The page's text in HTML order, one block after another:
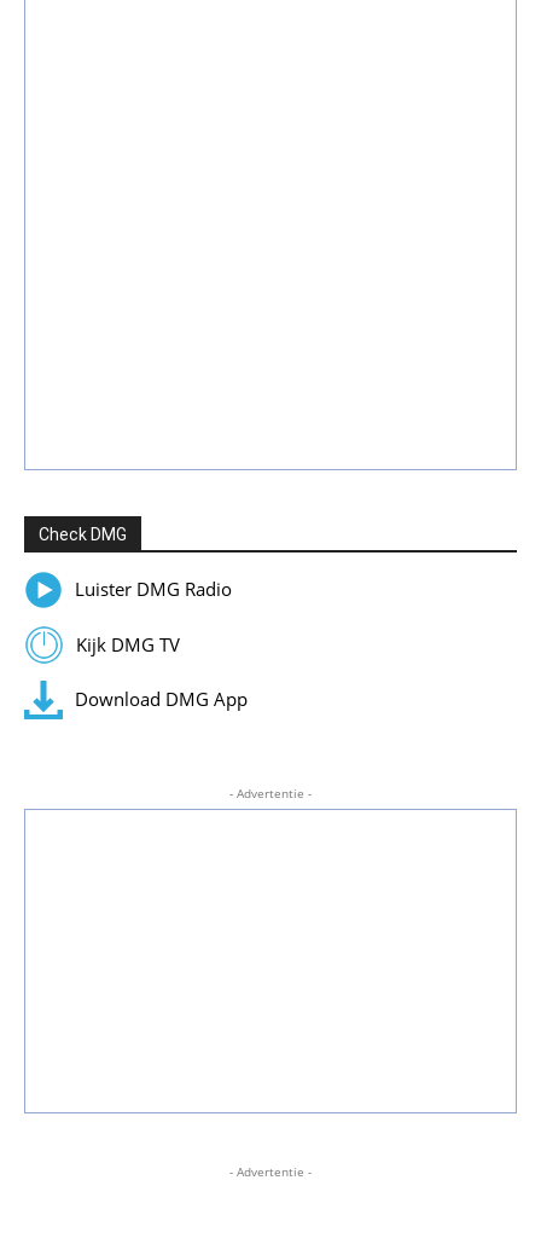
Check DMG
Luister DMG Radio
Kijk DMG TV
Download DMG App
- Advertentie -
- Advertentie -